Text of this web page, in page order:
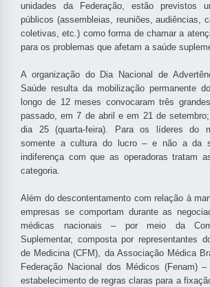
unidades da Federação, estão previstos
públicos (assembleias, reuniões, audiências,
coletivas, etc.) como forma de chamar a
para os problemas que afetam a saúde
A organização do Dia Nacional de
Saúde resulta da mobilização permanente
longo de 12 meses convocaram três
passado, em 7 de abril e em 21 de
dia 25 (quarta-feira). Para os líderes do
somente a cultura do lucro – e não a da
indiferença com que as operadoras tratam
categoria.
Além do descontentamento com relação à
empresas se comportam durante as
médicas nacionais – por meio da
Suplementar, composta por representantes
de Medicina (CFM), da Associação Médica
Federação Nacional dos Médicos (Fenam)
estabelecimento de regras claras para a